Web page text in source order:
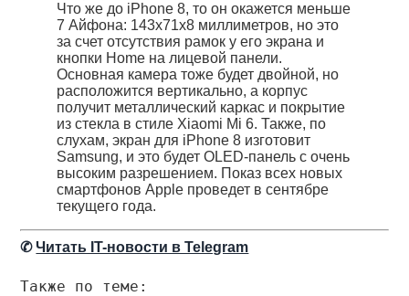
Что же до iPhone 8, то он окажется меньше
7 Айфона: 143х71х8 миллиметров, но это
за счет отсутствия рамок у его экрана и
кнопки Home на лицевой панели.
Основная камера тоже будет двойной, но
расположится вертикально, а корпус
получит металлический каркас и покрытие
из стекла в стиле Xiaomi Mi 6. Также, по
слухам, экран для iPhone 8 изготовит
Samsung, и это будет OLED-панель с очень
высоким разрешением. Показ всех новых
смартфонов Apple проведет в сентябре
текущего года.
✆Читать IT-новости в Telegram
Также по теме: